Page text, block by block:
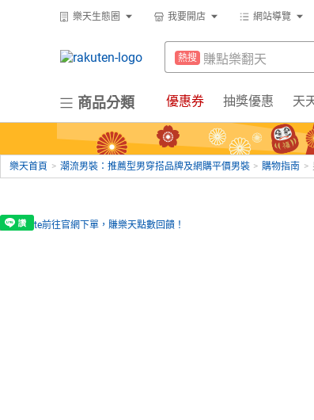
樂天生態圈 我要開店 網站導覽
熱搜 賺點樂翻天
防颱專區
熱搜 299超取免運
熱搜 吹風機
商品分類 優惠券 抽獎優惠 天
熱搜 299超取免運
熱搜 吹風機
熱搜 床架
熱搜 微波爐
熱搜 電子閱讀器
熱搜
樂天首頁 > 潮流男裝：推薦型男穿搭品牌及網購平價男裝 > 購物指南 >